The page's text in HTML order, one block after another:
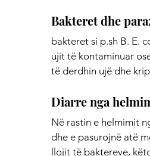
Bakteret dhe
bakteret si p.sh B. E.
ujit të kontaminuar
të derdhin ujë dhe
Diarre nga
Në rastin e helmimit
dhe e pasurojnë atë
llojit të baktereve,